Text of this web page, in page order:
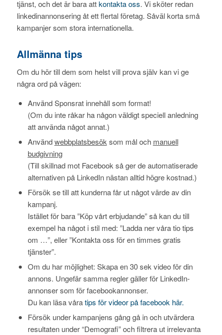
tjänst, och det är bara attkontakta oss. Vi sköter redan
linkedinannonsering åt ett flertal företag. Såväl korta små
kampanjer som stora internationella.
Allmänna tips
Om du hör till dem som helst vill prova själv kan vi ge
några ord på vägen:
Använd Sponsrat innehåll som format!
(Om du inte råkar ha någon väldigt speciell anledning
att använda något annat.)
Användwebbplatsbesöksom mål och manuell
budgivning
(Till skillnad mot Facebook så ger de automatiserade
alternativen på LinkedIn nästan alltid högre kostnad.)
Försök se till att kunderna får ut något värde av din
kampanj.
Istället för bara ”Köp vårt erbjudande” så kan du till
exempel ha något i stil med: ”Ladda ner våra tio tips
om …”, eller ”Kontakta oss för en timmes gratis
tjänster”.
Om du har möjlighet: Skapa en 30 sek video för din
annons. Ungefär samma regler gäller för LinkedIn-
annonser som för facebookannonser.
Du kan läsa våratips för videor på facebook här.
Försök under kampanjens gång gå in och utvärdera
resultaten under “Demografi” och filtrera ut irrelevanta